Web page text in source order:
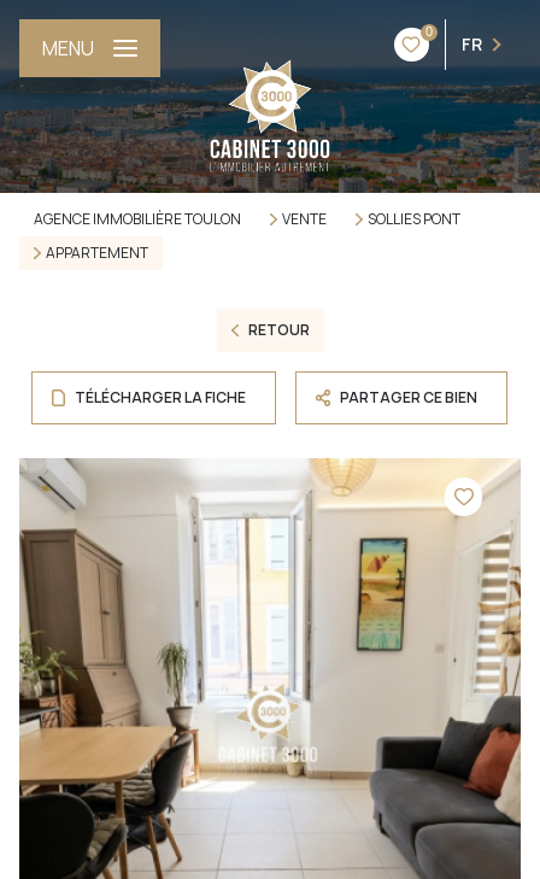
0
FR
MENU
AGENCE IMMOBILIÈRE TOULON VENTE
SOLLIES PONT
APPARTEMENT
RETOUR
TÉLÉCHARGER LA FICHE PARTAGER CE BIEN